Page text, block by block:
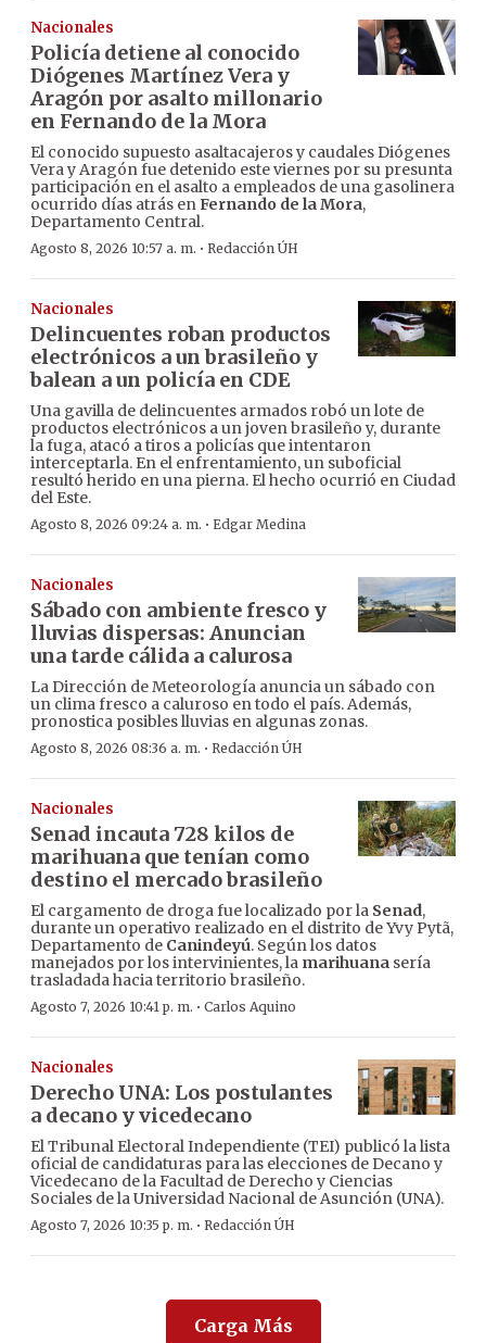
Nacionales
Policía detiene al conocido
Diógenes Martínez Vera y
Aragón por asalto millonario
en Fernando de la Mora
El conocido supuesto asaltacajeros y caudales Diógenes
Vera y Aragón fue detenido este viernes por su presunta
participación en el asalto a empleados de una gasolinera
ocurrido días atrás enFernando de la Mora,
Departamento Central.
Agosto 8, 2026 10:57 a. m. · Redacción ÚH
Nacionales
Delincuentes roban productos
electrónicos a un brasileño y
balean a un policía en CDE
Una gavilla de delincuentes armados robó un lote de
productos electrónicos a un joven brasileño y, durante
la fuga, atacó a tiros a policías que intentaron
interceptarla. En el enfrentamiento, un suboficial
resultó herido en una pierna. El hecho ocurrió en Ciudad
del Este.
Agosto 8, 2026 09:24 a. m. · Edgar Medina
Nacionales
Sábado con ambiente fresco y
lluvias dispersas: Anuncian
una tarde cálida a calurosa
La Dirección de Meteorología anuncia un sábado con
un clima fresco a caluroso en todo el país. Además,
pronostica posibles lluvias en algunas zonas.
Agosto 8, 2026 08:36 a. m. · Redacción ÚH
Nacionales
Senad incauta 728 kilos de
marihuana que tenían como
destino el mercado brasileño
El cargamento de droga fue localizado por la Senad,
durante un operativo realizado en el distrito de Yvy Pytã,
Departamento de Canindeyú. Según los datos
manejados por los intervinientes, la marihuana sería
trasladada hacia territorio brasileño.
Agosto 7, 2026 10:41 p. m. · Carlos Aquino
Nacionales
Derecho UNA: Los postulantes
a decano y vicedecano
El Tribunal Electoral Independiente (TEI) publicó la lista
oficial de candidaturas para las elecciones de Decano y
Vicedecano de la Facultad de Derecho y Ciencias
Sociales de la Universidad Nacional de Asunción (UNA).
Agosto 7, 2026 10:35 p. m. · Redacción ÚH
Carga Más